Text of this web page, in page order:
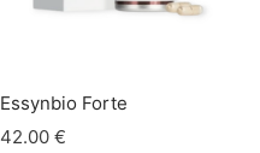
Essynbio Forte
42.00 €